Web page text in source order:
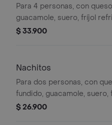
Para 4 personas, con
guacamole, suero, fríjol
tomate, chili con carne y
$ 33.900
Nachitos
Para dos personas, con
fundido, guacamole, suero,
refrito, tomate, chili con
$ 26.900